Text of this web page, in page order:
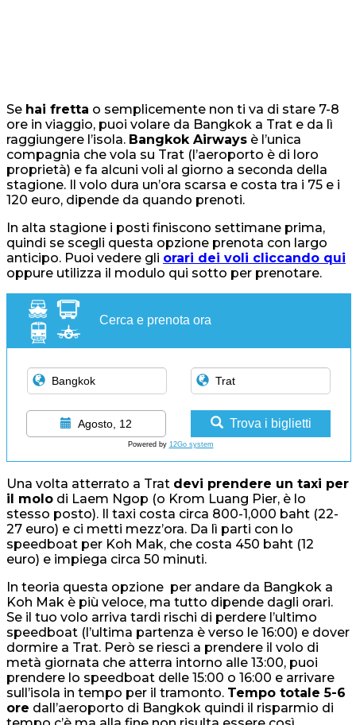
Se hai fretta o semplicemente non ti va di stare 7-8
ore in viaggio, puoi volare da Bangkok a Trat e da lì
raggiungere l’isola. Bangkok Airways è l’unica
compagnia che vola su Trat (l’aeroporto è di loro
proprietà) e fa alcuni voli al giorno a seconda della
stagione. Il volo dura un’ora scarsa e costa tra i 75 e i
120 euro, dipende da quando prenoti.
In alta stagione i posti finiscono settimane prima,
quindi se scegli questa opzione prenota con largo
anticipo. Puoi vedere gli orari dei voli cliccando qui
oppure utilizza il modulo qui sotto per prenotare.
Cerca e prenota ora
Agosto, 12 Trova i biglietti
Powered by 12Go system
Una volta atterrato a Trat devi prendere un taxi per
il molo di Laem Ngop (o Krom Luang Pier, è lo
stesso posto). Il taxi costa circa 800-1,000 baht (22-
27 euro) e ci metti mezz’ora. Da lì parti con lo
speedboat per Koh Mak, che costa 450 baht (12
euro) e impiega circa 50 minuti.
In teoria questa opzione per andare da Bangkok a
Koh Mak è più veloce, ma tutto dipende dagli orari.
Se il tuo volo arriva tardi rischi di perdere l’ultimo
speedboat (l’ultima partenza è verso le 16:00) e dover
dormire a Trat. Però se riesci a prendere il volo di
metà giornata che atterra intorno alle 13:00, puoi
prendere lo speedboat delle 15:00 o 16:00 e arrivare
sull’isola in tempo per il tramonto. Tempo totale 5-6
ore dall’aeroporto di Bangkok quindi il risparmio di